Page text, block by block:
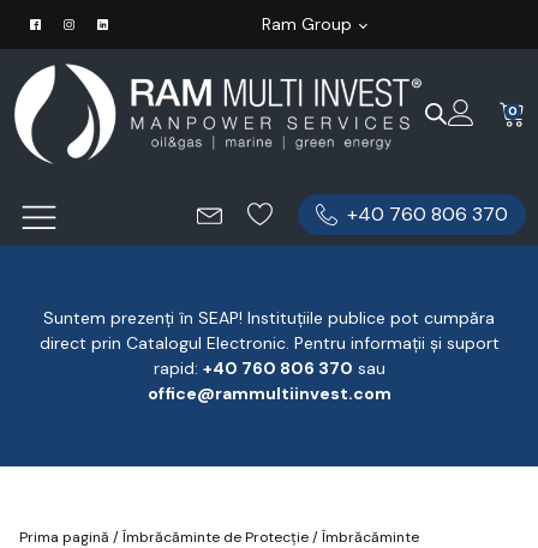
Ram Group
0
+40 760 806 370
Suntem prezenți în SEAP! Instituțiile publice pot cumpăra
direct prin Catalogul Electronic. Pentru informații și suport
rapid: ‪+40 760 806 370 ‬ sau
office@rammultiinvest.com
Prima pagină /Îmbrăcăminte de Protecție/Îmbrăcăminte